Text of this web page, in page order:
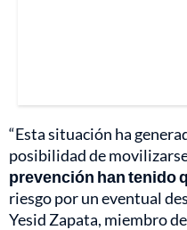
“Esta situación ha
posibilidad de
prevención han tenido
riesgo por un eventual
Yesid Zapata, miembro